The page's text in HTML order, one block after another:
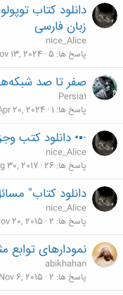
دانلود کتاب
زبان فارسی
nice_Alice
پاسخ ها 5
13, 2024
صفر تا صد
Persia1
پاسخ ها 1
20, 2024
·▪• دانلود کتب
nice_Alice
پاسخ ها 26
30, 2017
دانلود کتاب"
nice_Alice
پاسخ ها 2
20, 2015
نمودارهای توابع
abikhahan
پاسخ ها 2
Nov 6, 2015